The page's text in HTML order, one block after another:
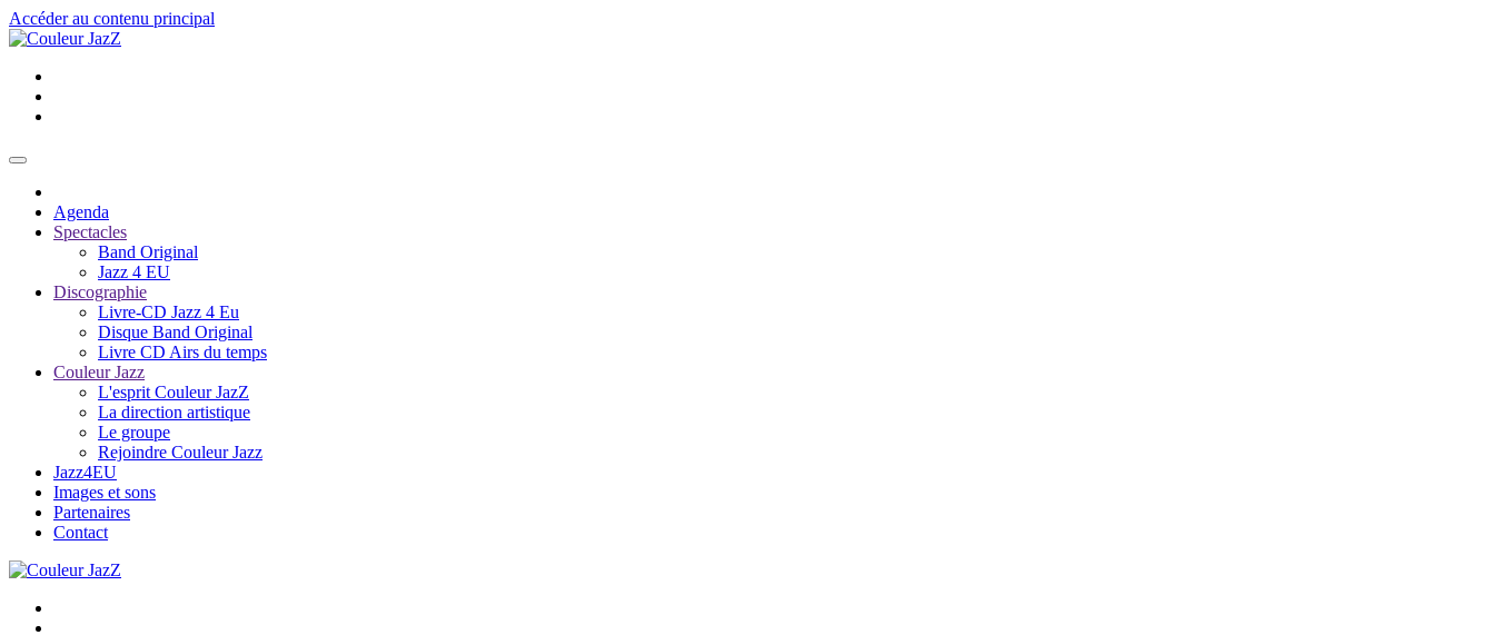
Accéder au contenu principal
Agenda
Spectacles
Band Original
Jazz 4 EU
Discographie
Livre-CD Jazz 4 Eu
Disque Band Original
Livre CD Airs du temps
Couleur Jazz
L'esprit Couleur JazZ
La direction artistique
Le groupe
Rejoindre Couleur Jazz
Jazz4EU
Images et sons
Partenaires
Contact